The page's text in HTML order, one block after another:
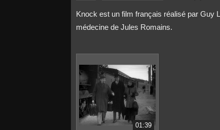
Knock est un film français réalisé par Guy
médecine de Jules Romains.
01:39